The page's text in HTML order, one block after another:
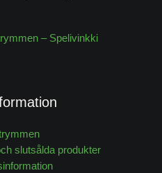
– Spelivinkki
slutsålda produkter